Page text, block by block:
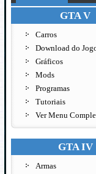
GTA V
Carros
Download do
Gráficos
Mods
Programas
Tutoriais
Ver Menu
GTA IV
Armas